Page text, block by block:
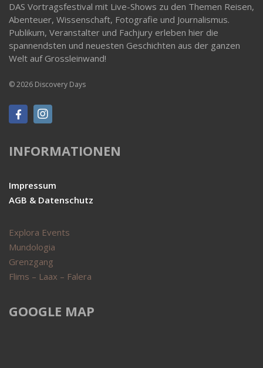
DAS Vortragsfestival mit Live-Shows zu den Themen Reisen,
Abenteuer, Wissenschaft, Fotografie und Journalismus.
Publikum, Veranstalter und Fachjury erleben hier die
spannendsten und neuesten Geschichten aus der ganzen
Welt auf Grossleinwand!
© 2026 Discovery Days
INFORMATIONEN
Impressum
AGB & Datenschutz
Explora Events
Mundologia
Grenzgang
Flims – Laax – Falera
GOOGLE MAP